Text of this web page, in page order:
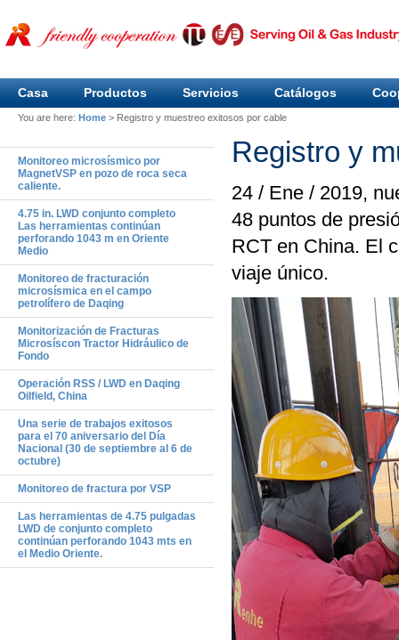
Casa Productos Servicios Catálogos
You are here: Home > Registro y muestreo exitosos por cable
Monitoreo microsísmico por
MagnetVSP en pozo de roca seca
caliente.
4.75 in. LWD conjunto completo
Las herramientas continúan
perforando 1043 m en Oriente
Medio
Monitoreo de fracturación
microsísmica en el campo
petrolífero de Daqing
Monitorización de Fracturas
Microsíscon Tractor Hidráulico de
Fondo
Operación RSS / LWD en Daqing
Oilfield, China
Una serie de trabajos exitosos
para el 70 aniversario del Día
Nacional (30 de septiembre al 6 de
octubre)
Monitoreo de fractura por VSP
Las herramientas de 4.75 pulgadas
LWD de conjunto completo
continúan perforando 1043 mts en
el Medio Oriente.
Registro y
24 / Ene / 2019,
48 puntos de
RCT en China. El
viaje único.